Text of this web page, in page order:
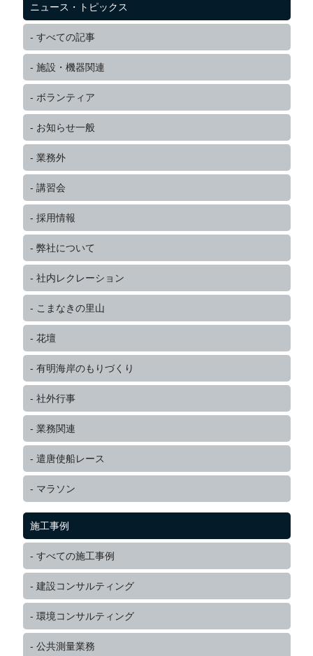
ニュース・トピックス
すべての記事
施設・機器関連
ボランティア
お知らせ一般
業務外
講習会
採用情報
弊社について
社内レクレーション
こまなきの里山
花壇
有明海岸のもりづくり
社外行事
業務関連
遣唐使船レース
マラソン
施工事例
すべての施工事例
建設コンサルティング
環境コンサルティング
公共測量業務